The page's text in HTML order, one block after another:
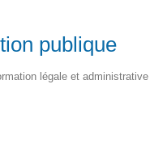
publique
légale et administrative